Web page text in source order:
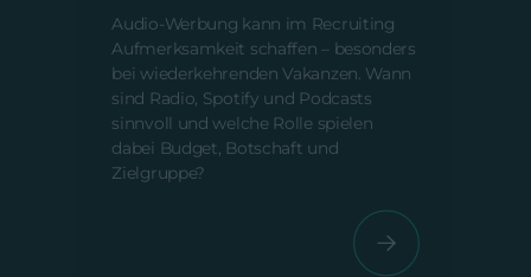
Audio-Werbung kann im Recruiting
Aufmerksamkeit schaffen – besonders
bei wiederkehrenden Vakanzen. Wann
sind Radio, Spotify und Podcasts
sinnvoll und welche Rolle spielen
dabei Budget, Botschaft und
Zielgruppe?